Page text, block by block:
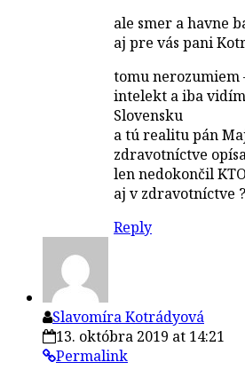
ale smer a havne
aj pre vás pani
tomu nerozumiem
intelekt a iba
Slovensku
a tú realitu pán
zdravotníctve
len nedokončil
aj v zdravotníctve ?
Reply
Slavomíra Kotrádyová
13. októbra 2019 at 14:21
Permalink